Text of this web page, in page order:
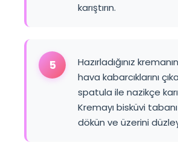
karıştırın.
5
Hazırladığınız
hava kabarcıklarını
spatula ile nazikçe
Kremayı bisküvi
dökün ve üzerini